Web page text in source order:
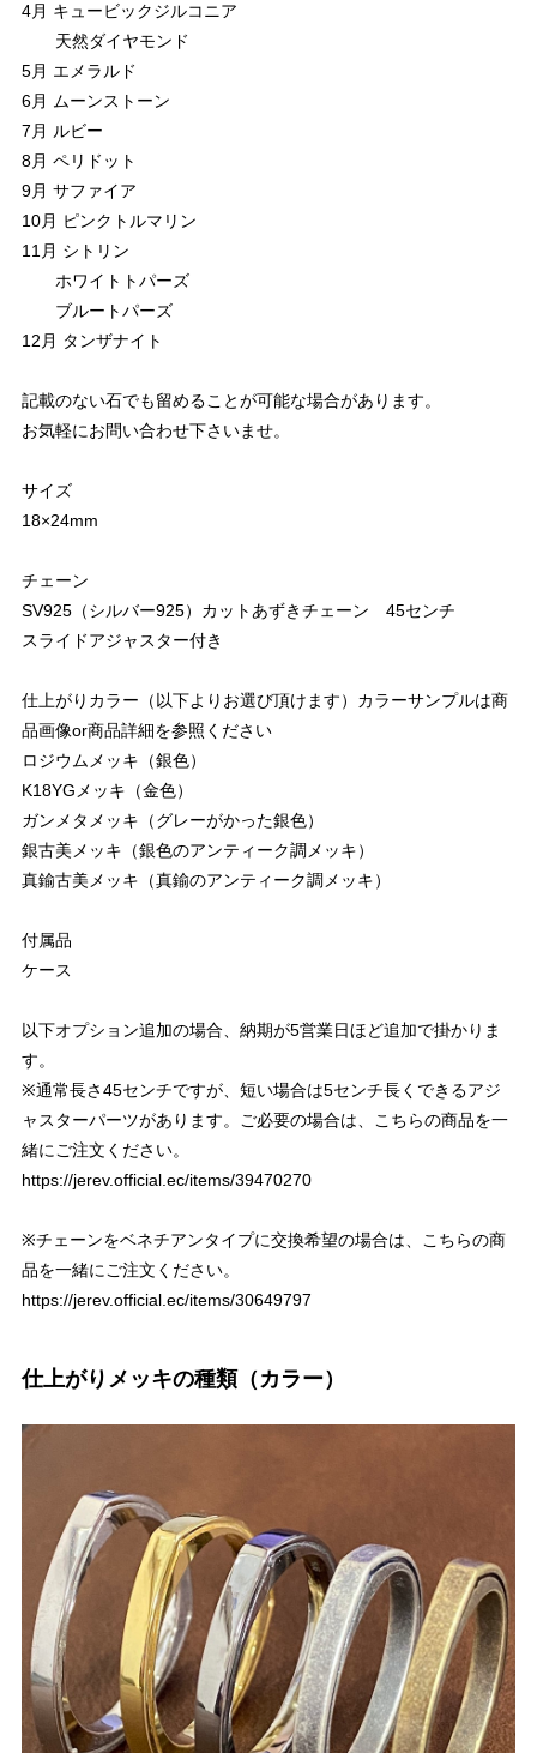
4月 キュービックジルコニア
天然ダイヤモンド
5月 エメラルド
6月 ムーンストーン
7月 ルビー
8月 ペリドット
9月 サファイア
10月 ピンクトルマリン
11月 シトリン
ホワイトトパーズ
ブルートパーズ
12月 タンザナイト
記載のない石でも留めることが可能な場合があります。
お気軽にお問い合わせ下さいませ。
サイズ
18×24mm
チェーン
SV925（シルバー925）カットあずきチェーン 45センチ
スライドアジャスター付き
仕上がりカラー（以下よりお選び頂けます）カラーサンプルは商
品画像or商品詳細を参照ください
ロジウムメッキ（銀色）
K18YGメッキ（金色）
ガンメタメッキ（グレーがかった銀色）
銀古美メッキ（銀色のアンティーク調メッキ）
真鍮古美メッキ（真鍮のアンティーク調メッキ）
付属品
ケース
以下オプション追加の場合、納期が5営業日ほど追加で掛かりま
す。
※通常長さ45センチですが、短い場合は5センチ長くできるアジ
ャスターパーツがあります。ご必要の場合は、こちらの商品を一
緒にご注文ください。
https://jerev.official.ec/items/39470270
※チェーンをベネチアンタイプに交換希望の場合は、こちらの商
品を一緒にご注文ください。
https://jerev.official.ec/items/30649797
仕上がりメッキの種類（カラー）